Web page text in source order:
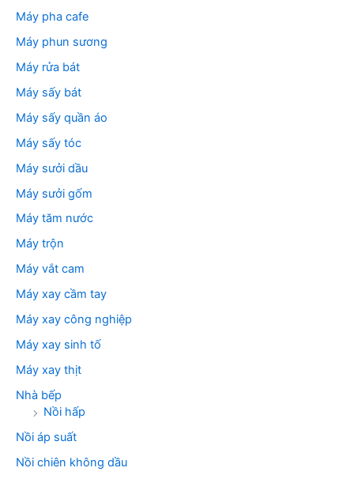
Máy pha cafe
Máy phun sương
Máy rửa bát
Máy sấy bát
Máy sấy quần áo
Máy sấy tóc
Máy sưởi dầu
Máy sưởi gốm
Máy tăm nước
Máy trộn
Máy vắt cam
Máy xay cầm tay
Máy xay công nghiệp
Máy xay sinh tố
Máy xay thịt
Nhà bếp
Nồi hấp
Nồi áp suất
Nồi chiên không dầu